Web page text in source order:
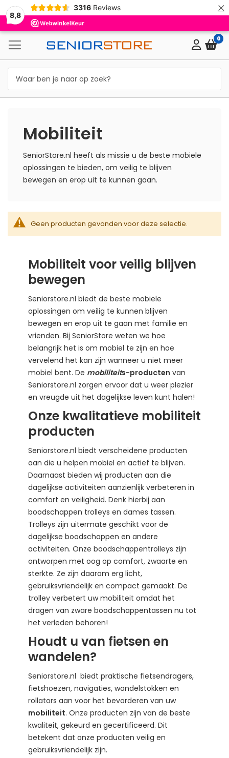
8,8
3316 Reviews ×
0
Mobiliteit
SeniorStore.nl heeft als missie u de beste mobiele
oplossingen te bieden, om veilig te blijven
bewegen en erop uit te kunnen gaan.
Geen producten gevonden voor deze selectie.
Mobiliteit voor veilig blijven
bewegen
Seniorstore.nl biedt de beste mobiele
oplossingen om veilig te kunnen blijven
bewegen en erop uit te gaan met familie en
vrienden. Bij SeniorStore weten we hoe
belangrijk het is om mobiel te zijn en hoe
vervelend het kan zijn wanneer u niet meer
mobiel bent. De mobiliteits-producten van
Seniorstore.nl zorgen ervoor dat u weer plezier
en vreugde uit het dagelijkse leven kunt halen!
Onze kwalitatieve mobiliteit
producten
Seniorstore.nl biedt verscheidene producten
aan die u helpen mobiel en actief te blijven.
Daarnaast bieden wij producten aan die
dagelijkse activiteiten aanzienlijk verbeteren in
comfort en veiligheid. Denk hierbij aan
boodschappen trolleys en dames tassen.
Trolleys zijn uitermate geschikt voor de
dagelijkse boodschappen en andere
activiteiten. Onze boodschappentrolleys zijn
ontworpen met oog op comfort, zwaarte en
sterkte. Ze zijn daarom erg licht,
gebruiksvriendelijk en compact gemaakt. De
trolley verbetert uw mobiliteit omdat het
dragen van zware boodschappentassen nu tot
het verleden behoren!
Houdt u van fietsen en
wandelen?
Seniorstore.nl biedt praktische fietsendragers,
fietshoezen, navigaties, wandelstokken en
rollators aan voor het bevorderen van uw
mobiliteit. Onze producten zijn van de beste
kwaliteit, gekeurd en gecertificeerd. Dit
betekent dat onze producten veilig en
gebruiksvriendelijk zijn.